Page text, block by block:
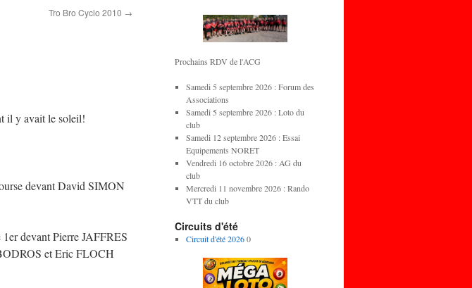
Tro Bro Cyclo 2010 →
il y avait le soleil!
devant David SIMON
devant Pierre JAFFRES
et Eric FLOCH
Prochains RDV de l'ACG
Samedi 5 septembre 2026 : Forum des
Associations
Samedi 5 septembre 2026 : Loto du
club
Samedi 12 septembre 2026 : Essai
Equipements NORET
Vendredi 16 octobre 2026 : AG du
club
Mercredi 11 novembre 2026 : Rando
VTT du club
Circuits d'été
Circuit d'été 20260